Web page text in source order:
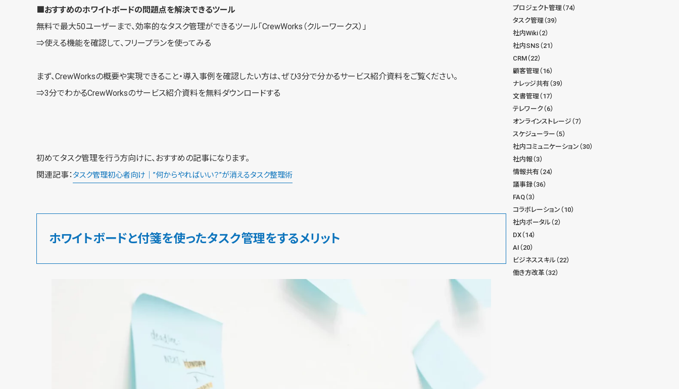
■おすすめのホワイトボードの問題点を解決できるツール
無料で最大50ユーザーまで、効率的なタスク管理ができるツール「CrewWorks（クルーワークス） 」
⇒使える機能を確認して、フリープランを使ってみる
まず、CrewWorksの概要や実現できること・導入事例を確認したい方は、ぜひ3分で分かるサービス紹介資料をご覧ください。
⇒3分でわかるCrewWorksのサービス紹介資料を無料ダウンロードする
初めてタスク管理を行う方向けに、おすすめの記事になります。
関連記事：タスク管理初心者向け｜”何からやればいい？”が消えるタスク整理術
ホワイトボードと付箋を使ったタスク管理をするメリット
プロジェクト管理（74）
タスク管理（39）
社内Wiki（2）
社内SNS（21）
CRM（22）
顧客管理（16）
ナレッジ共有（39）
文書管理（17）
テレワーク（6）
オンラインストレージ（7）
スケジューラー（5）
社内コミュニケーション（30）
社内報（3）
情報共有（24）
議事録（36）
FAQ（3）
コラボレーション（10）
社内ポータル（2）
DX（14）
AI（20）
ビジネススキル（22）
働き方改革（32）